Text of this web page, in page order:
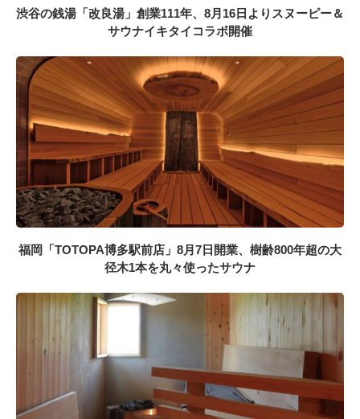
渋谷の銭湯「改良湯」創業111年、8月16日よりスヌーピー＆
サウナイキタイコラボ開催
福岡「TOTOPA博多駅前店」8月7日開業、樹齢800年超の大
径木1本を丸々使ったサウナ